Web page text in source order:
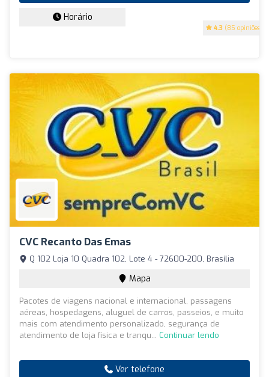
4.3 (85 opiniões)
Horário
CVC Recanto Das Emas
Q 102 Loja 10 Quadra 102, Lote 4 - 72600-200, Brasília
Mapa
Pacotes de viagens nacional e internacional, passagens
aéreas, hospedagens, aluguel de carros, passeios, e muito
mais com atendimento personalizado, segurança de
atendimento de loja física e tranqu... Continuar lendo
Ver telefone